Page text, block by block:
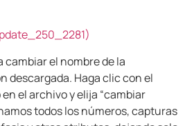
cambiar el nombre de la
descargada. Haga clic con el
el archivo y elija “cambiar
todos los números, capturas